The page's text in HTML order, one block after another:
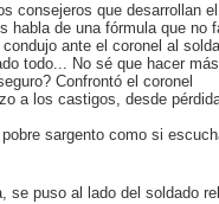
consejeros que desarrollan
habla de una fórmula que no
ante el coronel al
todo... No sé que hacer
Confrontó el coronel
a los castigos, desde
sargento como si
se puso al lado del soldado